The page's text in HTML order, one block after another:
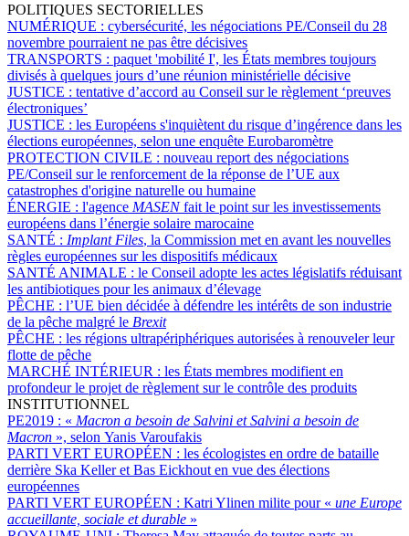
POLITIQUES SECTORIELLES
NUMÉRIQUE : cybersécurité, les négociations PE/Conseil du 28
novembre pourraient ne pas être décisives
TRANSPORTS : paquet 'mobilité I', les États membres toujours
divisés à quelques jours d’une réunion ministérielle décisive
JUSTICE : tentative d’accord au Conseil sur le règlement ‘preuves
électroniques’
JUSTICE : les Européens s'inquiètent du risque d’ingérence dans les
élections européennes, selon une enquête Eurobaromètre
PROTECTION CIVILE : nouveau report des négociations
PE/Conseil sur le renforcement de la réponse de l’UE aux
catastrophes d'origine naturelle ou humaine
ÉNERGIE : l'agence MASENfait le point sur les investissements
européens dans l’énergie solaire marocaine
SANTÉ : Implant Files, la Commission met en avant les nouvelles
règles européennes sur les dispositifs médicaux
SANTÉ ANIMALE : le Conseil adopte les actes législatifs réduisant
les antibiotiques pour les animaux d’élevage
PÊCHE : l’UE bien décidée à défendre les intérêts de son industrie
de la pêche malgré le Brexit
PÊCHE : les régions ultrapériphériques autorisées à renouveler leur
flotte de pêche
MARCHÉ INTÉRIEUR : les États membres modifient en
profondeur le projet de règlement sur le contrôle des produits
INSTITUTIONNEL
PE2019 : « Macron a besoin de Salvini et Salvini a besoin de
Macron », selon Yanis Varoufakis
PARTI VERT EUROPÉEN : les écologistes en ordre de bataille
derrière Ska Keller et Bas Eickhout en vue des élections
européennes
PARTI VERT EUROPÉEN : Katri Ylinen milite pour « une Europe
accueillante, sociale et durable »